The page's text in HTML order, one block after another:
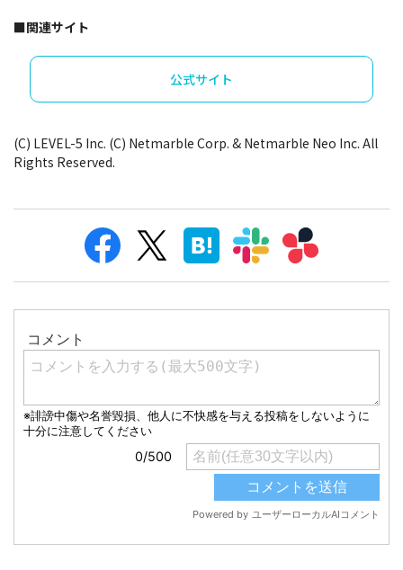
■関連サイト
公式サイト
(C) LEVEL-5 Inc. (C) Netmarble Corp. & Netmarble Neo Inc. All
Rights Reserved.